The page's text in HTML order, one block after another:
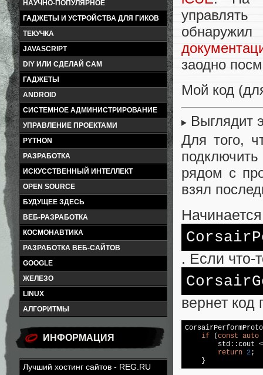
НАУЧНО-ПОПУЛЯРНОЕ
ГАДЖЕТЫ И УСТРОЙСТВА ДЛЯ ГИКОВ
ТЕКУЧКА
JAVASCRIPT
DIY ИЛИ СДЕЛАЙ САМ
ГАДЖЕТЫ
ANDROID
СИСТЕМНОЕ АДМИНИСТРИРОВАНИЕ
УПРАВЛЕНИЕ ПРОЕКТАМИ
PYTHON
РАЗРАБОТКА
ИСКУССТВЕННЫЙ ИНТЕЛЛЕКТ
OPEN SOURCE
БУДУЩЕЕ ЗДЕСЬ
ВЕБ-РАЗРАБОТКА
КОСМОНАВТИКА
РАЗРАБОТКА ВЕБ-САЙТОВ
GOOGLE
ЖЕЛЕЗО
LINUX
АЛГОРИТМЫ
ИНФОРМАЦИЯ
Лучший хостинг сайтов - REG.RU
заодно
Мой код
Выглядит
Для того,
подключить
рядом с
взял
. Если что-
вернет
if (const auto
std::cout
return 2;
    }